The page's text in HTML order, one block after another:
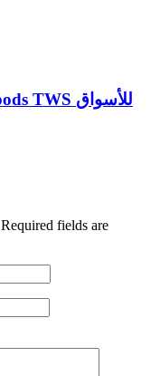
Required fields are